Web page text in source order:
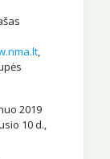
,
2019
10 d.,